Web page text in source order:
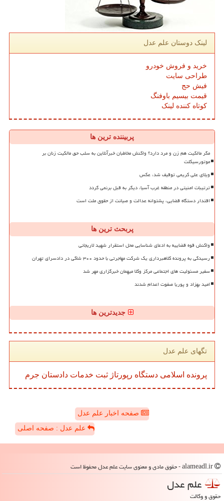
لینک دوستان علم عدل
خرید و فروش خودرو
طراحی سایت
فیش حج
قیمت بیسیم باوفنگ
کوتاه کننده لینک
پربیننده ترین ها
مگر مالکیت هم زن و مرد دارد؟ واکنش مخاطبان خبرآنلاین به سلب حق مالکیت زنان بر
موتورسیکلت
ویلای علی کریمی توقیف شد، عکس
ترتیبات امنیتی در منطقه غرب آسیا، دیگر به قبل برنمی گردد
اقتدار دستگاه قضایی، پشتوانه عدالت و صیانت از حقوق ملت است
پربحث ترین ها
واکنش قوه قضاییه به ادعای شناسایی محل استقرار شهید لاریجانی
رسیدگی به پرونده کلاهبرداری یک شرکت مهاجرتی با حدود ۳۰۰ شاکی در دادسرای تهران
سفیر مسئولیت های اجتماعی مرکز وکلا میهمان خبرگزاری مهر شد
امید بهزاد و پوریا صفوت اعدام شدند
جدیدترین ها
تگهای علم عدل
پرونده اسلامی دستگاه رپورتاژ ثبت خدمات دادستان جرم
صفحه اخبار علم عدل
علم عدل : صفحه اصلی
علم عدل
حقوق و وکالت